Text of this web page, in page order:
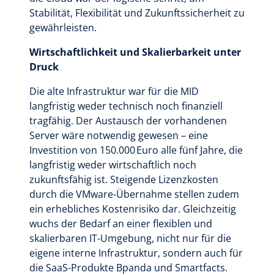
Stabilität, Flexibilität und Zukunftssicherheit zu
gewährleisten.
Wirtschaftlichkeit und Skalierbarkeit unter
Druck
Die alte Infrastruktur war für die MID
langfristig weder technisch noch finanziell
tragfähig. Der Austausch der vorhandenen
Server wäre notwendig gewesen – eine
Investition von 150.000 Euro alle fünf Jahre, die
langfristig weder wirtschaftlich noch
zukunftsfähig ist. Steigende Lizenzkosten
durch die VMware-Übernahme stellen zudem
ein erhebliches Kostenrisiko dar. Gleichzeitig
wuchs der Bedarf an einer flexiblen und
skalierbaren IT-Umgebung, nicht nur für die
eigene interne Infrastruktur, sondern auch für
die SaaS-Produkte Bpanda und Smartfacts.